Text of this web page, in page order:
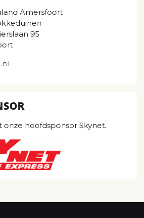
Amersfoort
95
onze hoofdsponsor Skynet.